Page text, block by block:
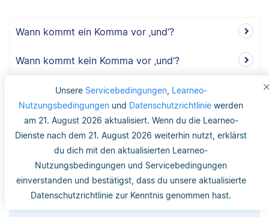
Unsere Servicebedingungen, Learneo-
Nutzungsbedingungen und Datenschutzrichtlinie werden
am 21. August 2026 aktualisiert. Wenn du die Learneo-
Dienste nach dem 21. August 2026 weiterhin nutzt, erklärst
du dich mit den aktualisierten Learneo-
Nutzungsbedingungen und Servicebedingungen
einverstanden und bestätigst, dass du unsere aktualisierte
Datenschutzrichtlinie zur Kenntnis genommen hast.
Wann kommt ein Komma vor ‚und‘?
Wann kommt kein Komma vor ‚und‘?
Kommt ein Komma vor ‚und‘ bei zwei
Hauptsätzen?
Kann ein Komma nach ‚und‘ stehen?
Wird bei ‚und zwar‘ ein Komma gesetzt?